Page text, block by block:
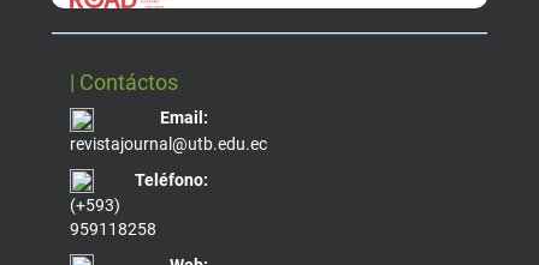
| Contáctos
Email:
revistajournal@utb.edu.ec
Teléfono:
(+593)
959118258